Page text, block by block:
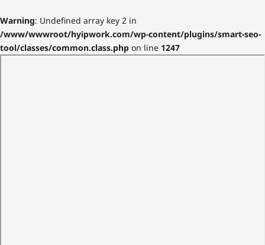
Warning: Undefined array key 2 in
/www/wwwroot/hyipwork.com/wp-content/plugins/smart-seo-
tool/classes/common.class.php on line 1247